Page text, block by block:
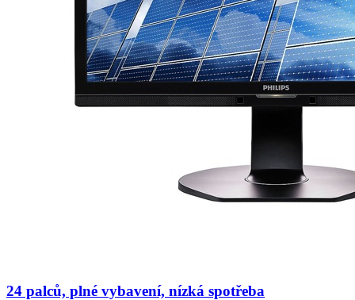
24 palců, plné vybavení, nízká spotřeba